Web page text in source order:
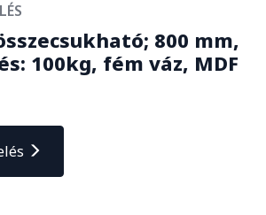
800 mm,
100kg, fém váz, MDF